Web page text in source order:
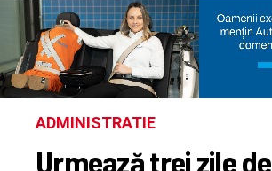
ADMINISTRATIE
Urmează trei zile de